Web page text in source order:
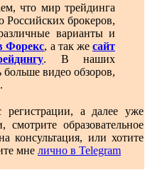
что мир трейдинга
Российских брокеров,
варианты и
Форекс, а так жесайт
. В наших
видео обзоров,
регистрации, а далее уже
смотрите образовательное
консультация, или хотите
мне лично в Telegram